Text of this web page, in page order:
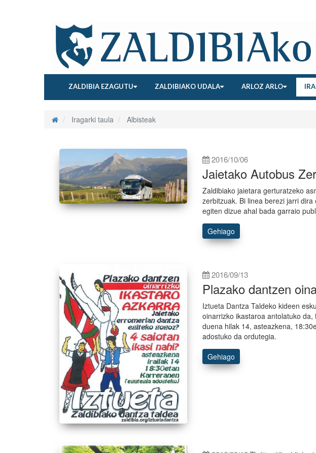
ZALDIBIA EZAGUTU ZALDIBIAKO UDALA ARLOZ ARLO
Iragarki taula Albisteak
2016/10/06
Jaietako Autobus
Zaldibiako jaietara gerturatzeko
zerbitzuak. Bi linea berezi jarri
egiten dizue ahal bada garraio
Gehiago
2016/09/13
Plazako dantzen
Iztueta Dantza Taldeko kideen
oinarrizko ikastaroa antolatuko
duena hilak 14, asteazkena,
adostuko da ordutegia.
Gehiago